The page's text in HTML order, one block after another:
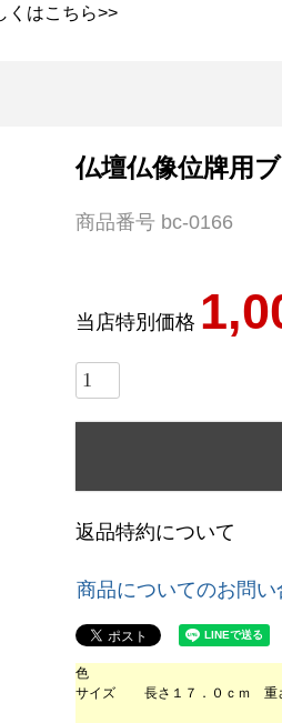
くは こちら>>
仏壇仏像位牌用
商品番号 bc-0166
当店特別価格
返品特約について
商品についてのお問い
色
サイズ
長さ１７．０ｃｍ 重